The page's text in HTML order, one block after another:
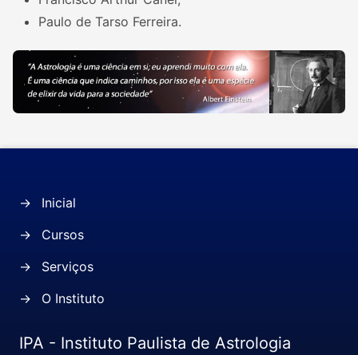
Paulo de Tarso Ferreira.
→
Inicial
→
Cursos
→
Serviços
→
O Instituto
IPA - Instituto Paulista de Astrologia